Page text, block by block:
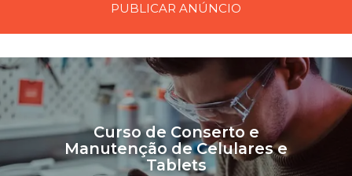
PUBLICAR ANÚNCIO
Curso de Conserto e
Manutenção de Celulares e
Tablets